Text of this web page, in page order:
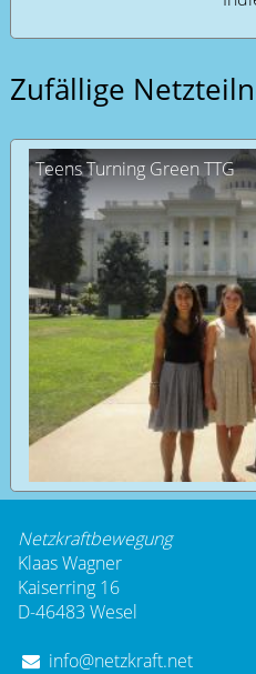
Zufällige
Teens Turning Green TTG
Netzkraftbewegung
Klaas Wagner
Kaiserring 16
D-46483 Wesel
info@netzkraft.net